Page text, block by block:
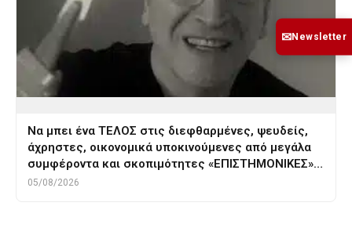
Να μπει ένα ΤΕΛΟΣ στις διεφθαρμένες, ψευδείς,
άχρηστες, οικονομικά υποκινούμενες από μεγάλα
συμφέροντα και σκοπιμότητες «ΕΠΙΣΤΗΜΟΝΙΚΕΣ»…
05/08/2026
✉Newsletter